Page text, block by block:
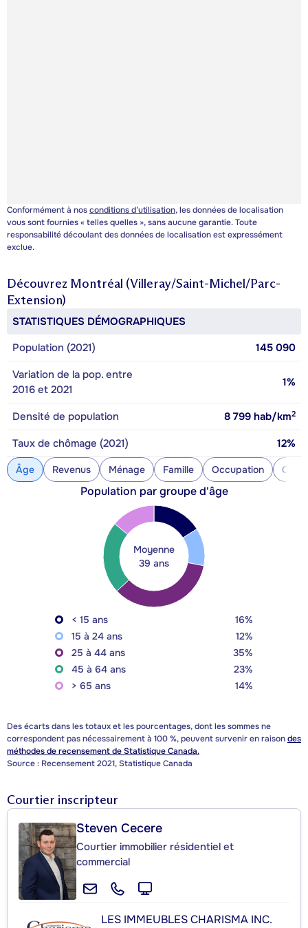
Conformément à nosconditions d’utilisation, les données de localisation
vous sont fournies « telles quelles », sans aucune garantie. Toute
responsabilité découlant des données de localisation est expressément
exclue.
Découvrez Montréal (Villeray/Saint-Michel/Parc-
Extension)
STATISTIQUES DÉMOGRAPHIQUES
Population (2021)
145 090
Variation de la pop. entre
2016 et 2021
1%
Densité de population 8 799 hab/km2
Taux de chômage (2021) 12%
Âge Revenus Ménage Famille Occupation
Population par groupe d'âge
Moyenne
39 ans
< 15 ans
16%
15 à 24 ans
12%
25 à 44 ans
35%
45 à 64 ans
23%
> 65 ans
14%
Des écarts dans les totaux et les pourcentages, dont les sommes ne
correspondent pas nécessairement à 100 %, peuvent survenir en raisondes
méthodes de recensement de Statistique Canada.
Source : Recensement 2021, Statistique Canada
Courtier inscripteur
Steven Cecere
Courtier immobilier résidentiel et
commercial
LES IMMEUBLES CHARISMA INC.